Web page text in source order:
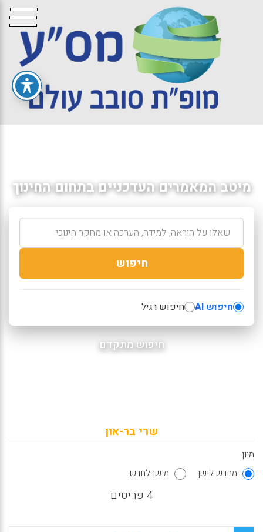
מיטב המאמרים העדכניים בתחום החינוך
חיפוש
חיפוש AI חיפוש רגיל
חיפוש מתקדם
שרי בר-און
מיון:
מחדש לישן
מישן לחדש
4 פריטים